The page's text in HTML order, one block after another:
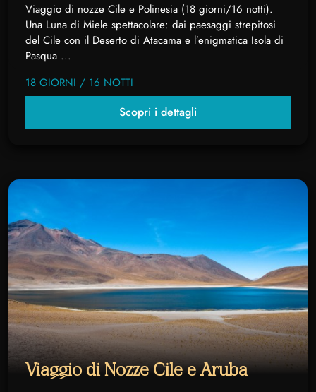
Viaggio di nozze Cile e Polinesia (18 giorni/16 notti).
Una Luna di Miele spettacolare: dai paesaggi strepitosi
del Cile con il Deserto di Atacama e l’enigmatica Isola di
Pasqua ...
18 GIORNI / 16 NOTTI
Scopri i dettagli
Viaggio di Nozze Cile e Aruba